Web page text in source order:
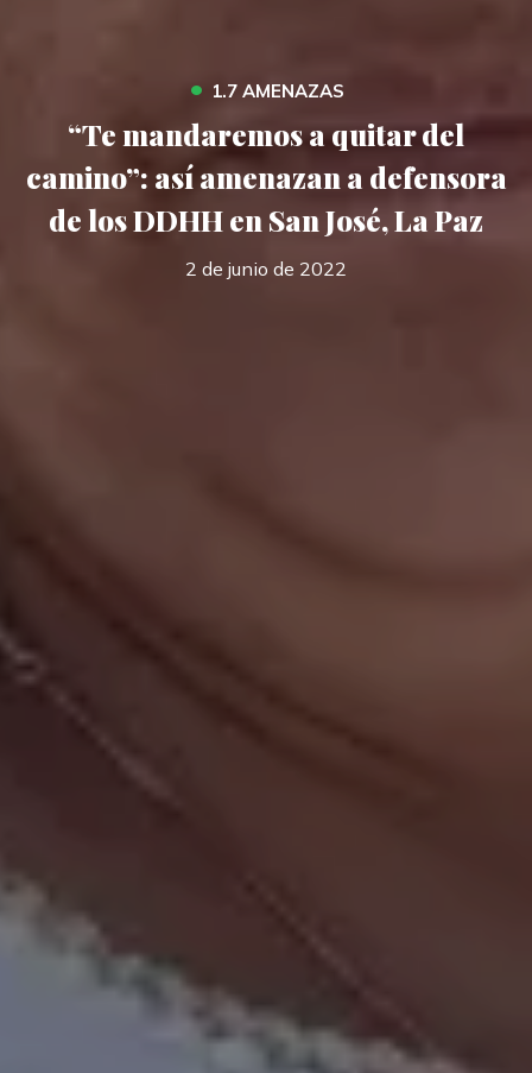
• 1.7 AMENAZAS
“Te mandaremos a quitar del
camino”: así amenazan a defensora
de los DDHH en San José, La Paz
2 de junio de 2022